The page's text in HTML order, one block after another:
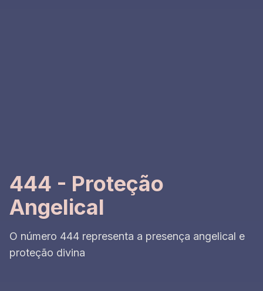
444 - Proteção
Angelical
O número 444 representa a presença angelical e
proteção divina